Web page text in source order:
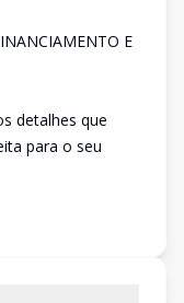
E
detalhes que
para o seu